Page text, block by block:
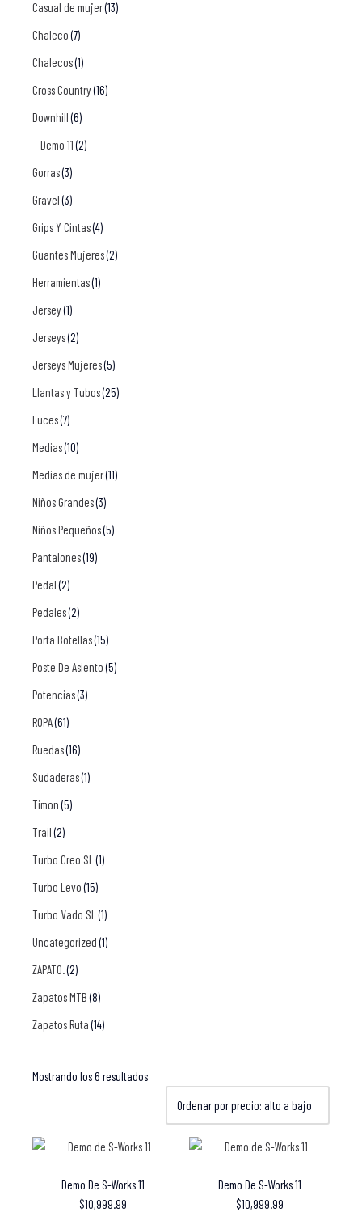
Casual de mujer(13)
Chaleco (7)
Chalecos(1)
Cross Country(16)
Downhill (6)
Demo 11 (2)
Gorras(3)
Gravel (3)
Grips Y Cintas(4)
Guantes Mujeres(2)
Herramientas(1)
Jersey(1)
Jerseys(2)
Jerseys Mujeres(5)
Llantas y Tubos(25)
Luces(7)
Medias(10)
Medias de mujer(11)
Niños Grandes(3)
Niños Pequeños(5)
Pantalones(19)
Pedal (2)
Pedales(2)
Porta Botellas(15)
Poste De Asiento (5)
Potencias(3)
ROPA(61)
Ruedas(16)
Sudaderas(1)
Timon (5)
Trail (2)
Turbo Creo SL (1)
Turbo Levo (15)
Turbo Vado SL (1)
Uncategorized (1)
ZAPATO.(2)
Zapatos MTB (8)
Zapatos Ruta (14)
Mostrando los 6 resultados
Demo De S-Works 11
$10,999.99
Demo De S-Works 11
$10,999.99